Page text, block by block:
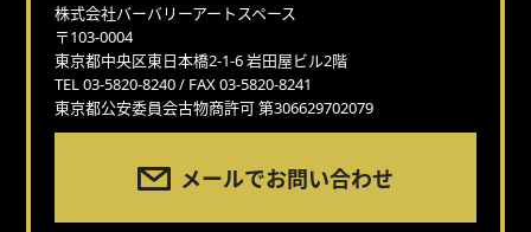
株式会社バーバリーアートスペース
〒103-0004
東京都中央区東日本橋2-1-6 岩田屋ビル2階
TEL 03-5820-8240 / FAX 03-5820-8241
東京都公安委員会古物商許可 第306629702079
メールでお問い合わせ